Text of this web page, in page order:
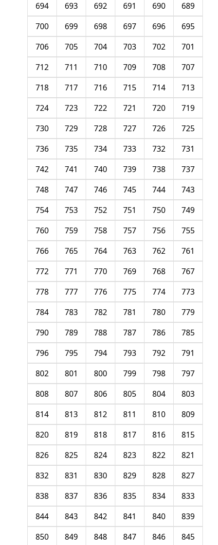
689
690
691
692
693
694
695
696
697
698
699
700
701
702
703
704
705
706
707
708
709
710
711
712
713
714
715
716
717
718
719
720
721
722
723
724
725
726
727
728
729
730
731
732
733
734
735
736
737
738
739
740
741
742
743
744
745
746
747
748
749
750
751
752
753
754
755
756
757
758
759
760
761
762
763
764
765
766
767
768
769
770
771
772
773
774
775
776
777
778
779
780
781
782
783
784
785
786
787
788
789
790
791
792
793
794
795
796
797
798
799
800
801
802
803
804
805
806
807
808
809
810
811
812
813
814
815
816
817
818
819
820
821
822
823
824
825
826
827
828
829
830
831
832
833
834
835
836
837
838
839
840
841
842
843
844
845
846
847
848
849
850